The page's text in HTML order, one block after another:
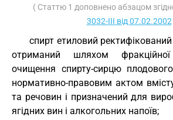
( Статтю 1 доповнено абзацом
3032-III від 07.02.2002
спирт етиловий
отриманий шляхом
очищення спирту-сирцю
нормативно-правовим актом
та речовин і призначений для
ягідних вин і алкогольних напоїв;